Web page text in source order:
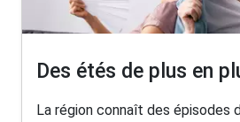
Des étés de plus en
La région connaît des épisodes